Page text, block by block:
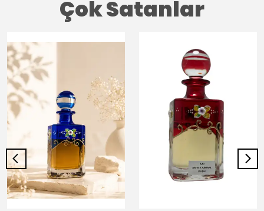
Çok Satanlar